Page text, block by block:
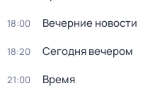
18:00 Вечерние новости
18:20 Сегодня вечером
21:00 Время